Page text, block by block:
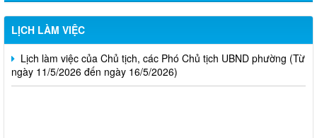
LỊCH LÀM VIỆC
Lịch làm việc của Chủ tịch, các Phó Chủ tịch UBND phường (Từ
ngày 18/5/2026 đến ngày 23/5/2026)
Lịch làm việc của Chủ tịch, các Phó Chủ tịch UBND phường (Từ
ngày 11/5/2026 đến ngày 16/5/2026)